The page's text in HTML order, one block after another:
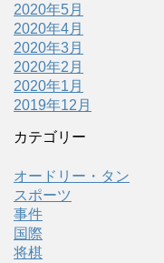
2020年5月
2020年4月
2020年3月
2020年2月
2020年1月
2019年12月
カテゴリー
オードリー・タン
スポーツ
事件
国際
将棋